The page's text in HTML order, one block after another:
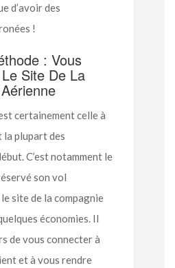
d’avoir des
!
: Vous
Site De La
certainement celle à
la plupart des
C’est notamment le
son vol
site de la compagnie
économies. Il
de vous connecter à
et à vous rendre